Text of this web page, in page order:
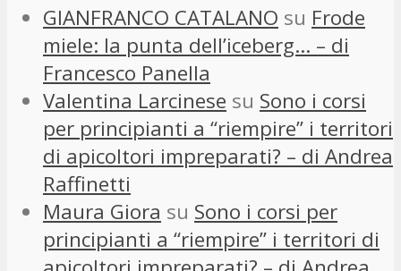
GIANFRANCO CATALANO su Frode
miele: la punta dell’iceberg… – di
Francesco Panella
Valentina Larcinese su Sono i corsi
per principianti a “riempire” i territori
di apicoltori impreparati? – di Andrea
Raffinetti
Maura Giora su Sono i corsi per
principianti a “riempire” i territori di